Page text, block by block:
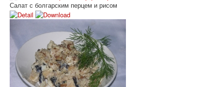
Салат с болгарским перцем и рисом